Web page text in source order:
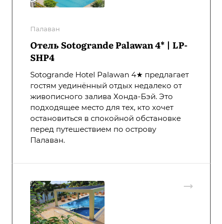
Палаван
Отель Sotogrande Palawan 4* | LP-
SHP4
Sotogrande Hotel Palawan 4★ предлагает
гостям уединённый отдых недалеко от
живописного залива Хонда-Бэй. Это
подходящее место для тех, кто хочет
остановиться в спокойной обстановке
перед путешествием по острову
Палаван.